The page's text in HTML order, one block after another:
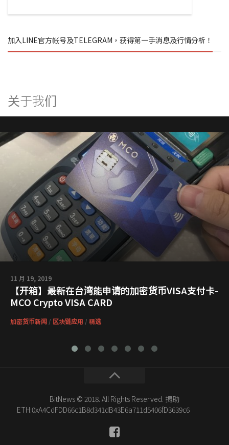
加入LINE官方帐号及TELEGRAM，获得第一手消息及行情分析！
关于我们
11 月 19, 2019
【开箱】最新在台湾能申请的加密货币VISA支付卡-
MCO Crypto VISA CARD
加密货币新闻 / 区块链应用 / 精选
BitNews © 2018. All Rights Reserved. 捐助
ETH:0xA4CdFDD66c1B8d341dB43E6a711d5406fD3639c6